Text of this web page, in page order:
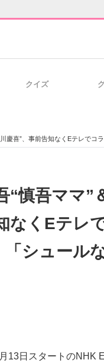
企業向けIT製品の総合サイト
クイズ
川慶喜”、事前告知なくEテレで
“慎吾ママ”
なくEテレ
「シュール
13日スタートのNHK